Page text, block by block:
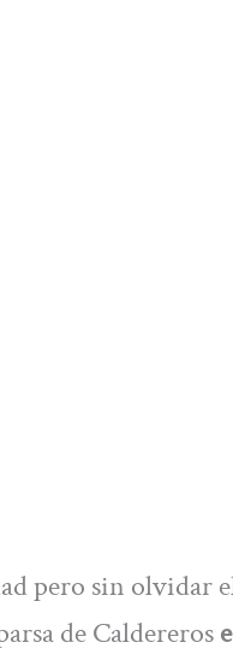
pero sin olvidar
de Caldereros